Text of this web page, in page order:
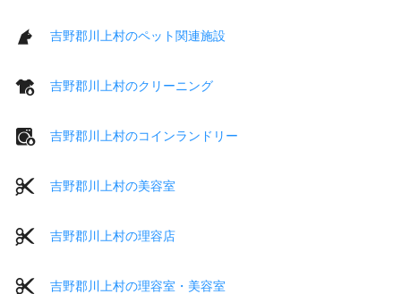
吉野郡川上村のペット関連施設
吉野郡川上村のクリーニング
吉野郡川上村のコインランドリー
吉野郡川上村の美容室
吉野郡川上村の理容店
吉野郡川上村の理容室・美容室